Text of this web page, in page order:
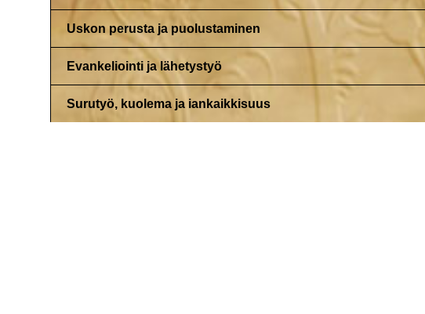
Uskon perusta ja puolustaminen
Evankeliointi ja lähetystyö
Surutyö, kuolema ja iankaikkisuus